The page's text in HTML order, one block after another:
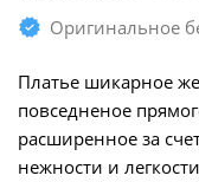
Оригинальное
Платье шикарное
повседненое
расширенное за
нежности и